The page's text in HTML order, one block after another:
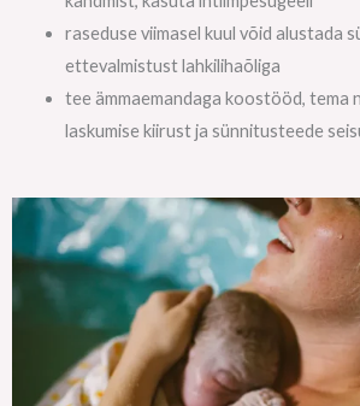
raseduse viimasel kuul võid alustada
ettevalmistust lahkilihaõliga
tee ämmaemandaga koostööd, tema
laskumise kiirust ja sünnitusteede